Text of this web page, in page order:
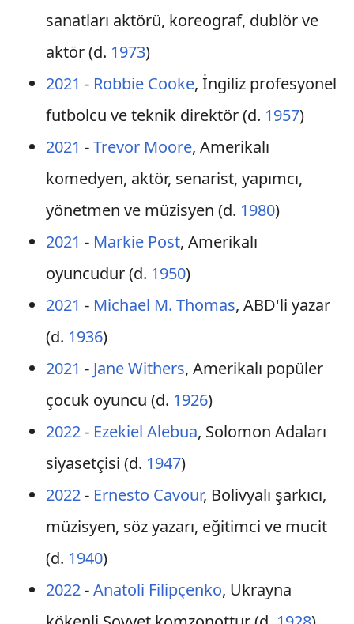
sanatları aktörü, koreograf, dublör ve
aktör (d. 1973)
2021 - Robbie Cooke, İngiliz profesyonel
futbolcu ve teknik direktör (d. 1957)
2021 -Trevor Moore, Amerikalı
komedyen, aktör, senarist, yapımcı,
yönetmen ve müzisyen (d. 1980)
2021 - Markie Post, Amerikalı
oyuncudur (d. 1950)
2021 - Michael M. Thomas, ABD'li yazar
(d. 1936)
2021 - Jane Withers, Amerikalı popüler
çocuk oyuncu (d. 1926)
2022- Ezekiel Alebua, Solomon Adaları
siyasetçisi (d. 1947)
2022- Ernesto Cavour, Bolivyalı şarkıcı,
müzisyen, söz yazarı, eğitimci ve mucit
(d. 1940)
2022-Anatoli Filipçenko, Ukrayna